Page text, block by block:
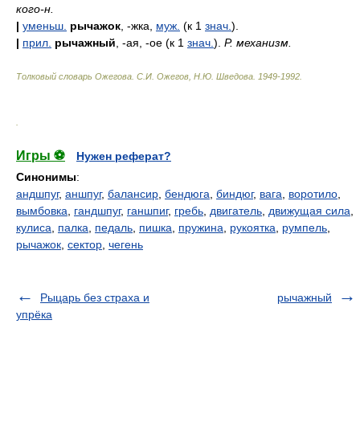
кого-н.
| уменьш. рычажок , -жка, муж. (к 1 знач. ).
| прил. рычажный , -ая, -ое (к 1 знач. ). Р. механизм.
Толковый словарь Ожегова С.И. Ожегов, Н.Ю. Шведова. 1949-1992
Игры ⚽
Нужен реферат?
Синонимы:
андшпуг, аншпуг, балансир бендюга биндюг, вага воротило
вымбовка
гандшпуг, ганшпиг, гребь двигатель движущая сила
кулиса
палка педаль пишка пружина рукоятка румпель
рычажок сектор чегень
Рыцарь без страха и
упрёка
рычажный